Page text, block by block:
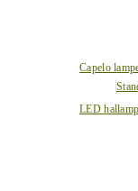
Capelo
LED